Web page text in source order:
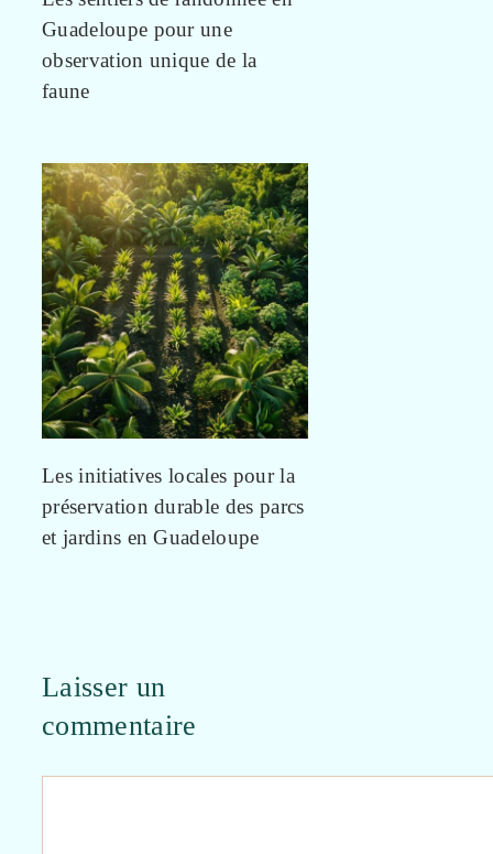
Guadeloupe pour une
observation unique de la
faune
Les initiatives locales pour la
préservation durable des parcs
et jardins en Guadeloupe
Laisser un
commentaire